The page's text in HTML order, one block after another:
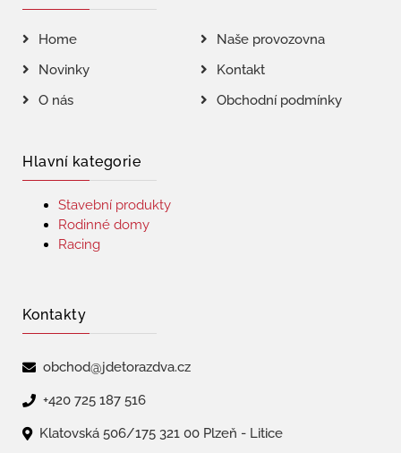
Home
Naše provozovna
Novinky
Kontakt
O nás
Obchodní podmínky
Hlavní kategorie
Stavební produkty
Rodinné domy
Racing
Kontakty
obchod@jdetorazdva.cz
+420 725 187 516
Klatovská 506/175 321 00 Plzeň - Litice